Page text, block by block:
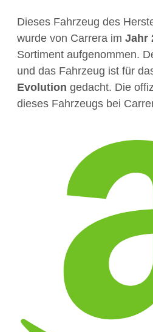
Dieses Fahrzeug des
wurde von Carrera im Jahr
Sortiment aufgenommen.
und das Fahrzeug ist für
Evolution gedacht. Die
dieses Fahrzeugs bei